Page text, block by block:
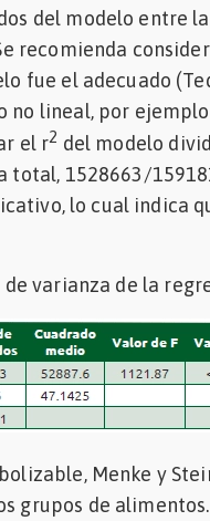
del modelo entre
recomienda
fue el adecuado
lineal, por
el r2 del modelo
total, 1528663/
lo cual indica
de varianza de la
Menke y
grupos de